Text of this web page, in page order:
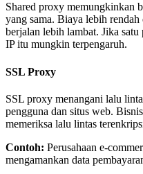
Shared proxy memungkinkan
yang sama. Biaya lebih
berjalan lebih lambat. Jika
IP itu mungkin terpengaruh.
SSL Proxy
SSL proxy menangani lalu
pengguna dan situs web.
memeriksa lalu lintas
Contoh: Perusahaan e-
mengamankan data